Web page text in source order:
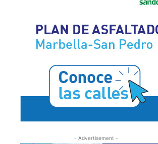
- Advertisement -